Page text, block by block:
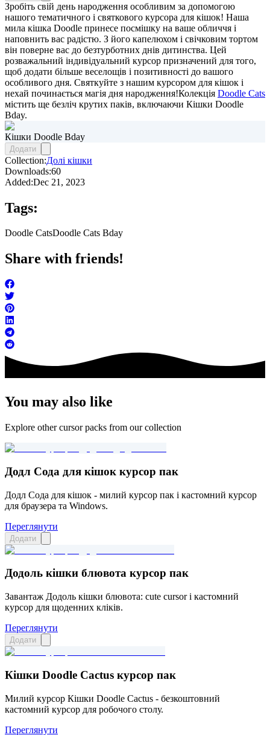
Зробіть свій день народження особливим за допомогою
нашого тематичного і святкового курсора для кішок! Наша
мила кішка Doodle принесе посмішку на ваше обличчя і
наповнить вас радістю. З його капелюхом і свічковим тортом
він поверне вас до безтурботних днів дитинства. Цей
розважальний індивідуальний курсор призначений для того,
щоб додати більше веселощів і позитивності до вашого
особливого дня. Святкуйте з нашим курсором для кішок і
нехай починається магія дня народження!Колекція Doodle Cats
містить ще безліч крутих паків, включаючи Кішки Doodle
Bday.
Кішки Doodle Bday
Додати
Collection:Долі кішки
Downloads:60
Added:Dec 21, 2023
Tags:
Doodle CatsDoodle Cats Bday
Share with friends!
You may also like
Explore other cursor packs from our collection
Додл Сода для кішок курсор пак
Додл Сода для кішок - милий курсор пак і кастомний курсор
для браузера та Windows.
Переглянути
Додати
Додоль кішки блювота курсор пак
Завантаж Додоль кішки блювота: cute cursor і кастомний
курсор для щоденних кліків.
Переглянути
Додати
Кішки Doodle Cactus курсор пак
Милий курсор Кішки Doodle Cactus - безкоштовний
кастомний курсор для робочого столу.
Переглянути